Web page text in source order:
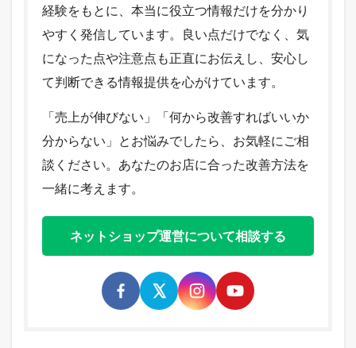
経験をもとに、本当に役立つ情報だけを分かり
やすく発信しています。良い点だけでなく、気
になった点や注意点も正直にお伝えし、安心し
て判断できる情報提供を心がけています。
「売上が伸びない」「何から改善すればいいか
分からない」とお悩みでしたら、お気軽にご相
談ください。あなたのお店に合った改善方法を
一緒に考えます。
ネットショップ運営について相談する